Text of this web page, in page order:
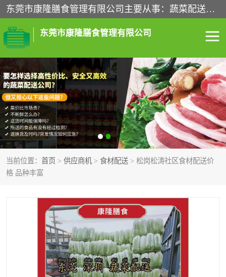
东莞市康隆膳食管理有限公司主要从事：蔬菜配送、食堂承包、企业工厂食堂承包、机关单位食堂承包、调味品配送、粮油配送、干货配送、副食配送、水果配送、海鲜配送等业务，东莞蔬菜配送电话，咨询在线客服。
东莞市康隆膳食管理有限公司
当前位置： 首页 > 供应商机 > 食材配送 > 松岗松涛社区食材配送价
格 品种丰富
食堂承包 蔬菜配送
粮油配送 鲜肉配送
海鲜配送 食材配送
调料配送 企业工厂食堂承包
干货配送 副食配送
水果配送